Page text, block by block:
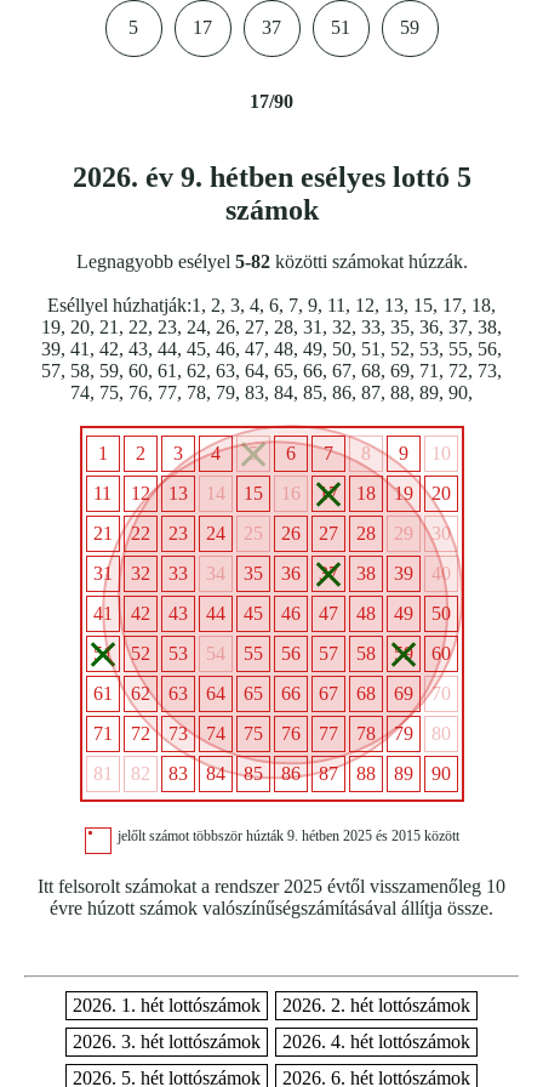
5 17 37 51 59
17/90
2026. év 9. hétben esélyes lottó 5
számok
Legnagyobb esélyel 5-82közötti számokat húzzák.
Eséllyel húzhatják:1, 2, 3, 4, 6, 7, 9, 11, 12, 13, 15, 17, 18,
19, 20, 21, 22, 23, 24, 26, 27, 28, 31, 32, 33, 35, 36, 37, 38,
39, 41, 42, 43, 44, 45, 46, 47, 48, 49, 50, 51, 52, 53, 55, 56,
57, 58, 59, 60, 61, 62, 63, 64, 65, 66, 67, 68, 69, 71, 72, 73,
74, 75, 76, 77, 78, 79, 83, 84, 85, 86, 87, 88, 89, 90,
1 2 3 4 5 6 7 8 9
10
11
12 13 14 15 16 17 18 19
20
21
22 23 24 25 26 27 28 29
30
31
32 33 34 35 36 37 38 39
40
41
42 43 44 45 46 47 48 49
50
51
52 53 54 55 56 57 58 59
60
61
62 63 64 65 66 67 68 69
70
71
72 73 74 75 76 77 78 79
80
81
82 83 84 85 86 87 88 89 90
jelőlt számot többször húzták 9. hétben 2025 és 2015 között
Itt felsorolt számokat a rendszer 2025 évtől visszamenőleg 10
évre húzott számok valószínűségszámításával állítja össze.
2026. 1. hét lottószámok
2026. 2. hét lottószámok
2026. 3. hét lottószámok
2026. 4. hét lottószámok
2026. 5. hét lottószámok
2026. 6. hét lottószámok